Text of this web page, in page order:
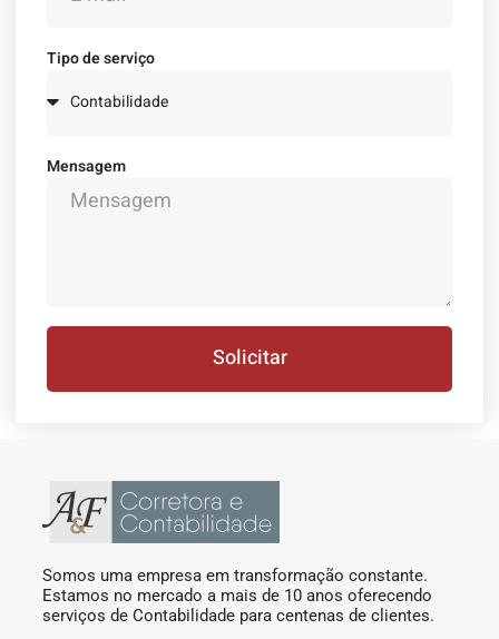
Tipo de serviço
Mensagem
Solicitar
Somos uma empresa em transformação constante.
Estamos no mercado a mais de 10 anos oferecendo
serviços de Contabilidade para centenas de clientes.